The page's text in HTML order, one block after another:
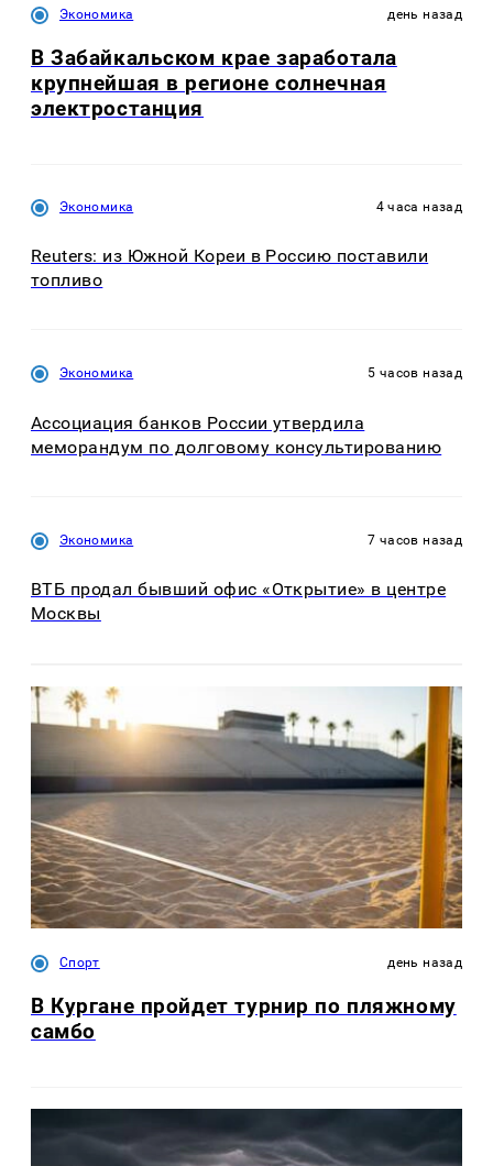
Экономика день назад
В Забайкальском крае заработала
крупнейшая в регионе солнечная
электростанция
Экономика 4 часа назад
Reuters: из Южной Кореи в Россию поставили
топливо
Экономика 5 часов назад
Ассоциация банков России утвердила
меморандум по долговому консультированию
Экономика 7 часов назад
ВТБ продал бывший офис «Открытие» в центре
Москвы
Спорт день назад
В Кургане пройдет турнир по пляжному
самбо